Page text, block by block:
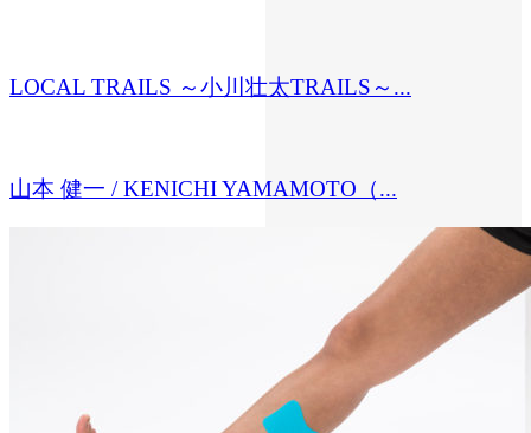
LOCAL TRAILS ～小川壮太TRAILS～...
山本 健一 / KENICHI YAMAMOTO（...